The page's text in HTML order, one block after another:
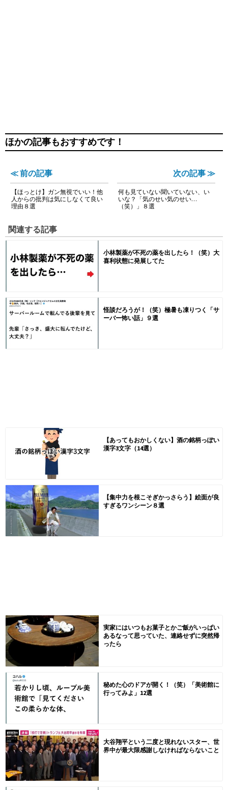
ほかの記事もおすすめです！
≪ 前の記事
【ほっとけ】ガン無視でいい！他
人からの批判は気にしなくて良い
理由８選
次の記事 ≫
何も見ていない聞いていない、い
いな？「気のせい気のせい…
（笑）」８選
関連する記事
小林製薬が不死の薬を出したら！（笑）大
喜利状態に発展してた
怪談だろうが！（笑）極暑も凍りつく「サ
ーバー怖い話」９選
【あってもおかしくない】酒の銘柄っぽい
漢字3文字（14選）
【集中力を根こそぎかっさらう】絵面が良
すぎるワンシーン８選
実家にはいつもお菓子とかご飯がいっぱい
あるなって思っていた、連絡せずに突然帰
ったら
秘めた心のドアが開く！（笑）「美術館に
行ってみよ」12選
大谷翔平という二度と現れないスター、世
界中が最大限感謝しなければならないこと